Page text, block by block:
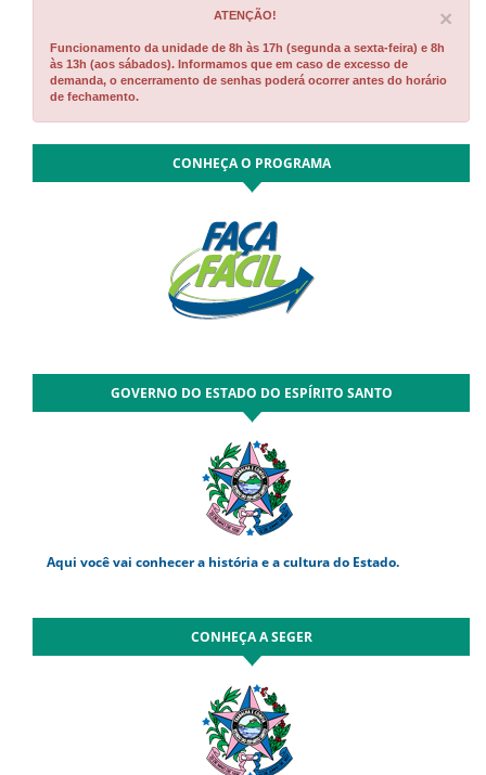
×
ATENÇÃO!
Funcionamento da unidade de 8h às 17h (segunda a sexta-feira) e 8h
às 13h (aos sábados). Informamos que em caso de excesso de
demanda, o encerramento de senhas poderá ocorrer antes do horário
de fechamento.
CONHEÇA O PROGRAMA
GOVERNO DO ESTADO DO ESPÍRITO SANTO
Aqui você vai conhecer a história e a cultura do Estado.
CONHEÇA A SEGER